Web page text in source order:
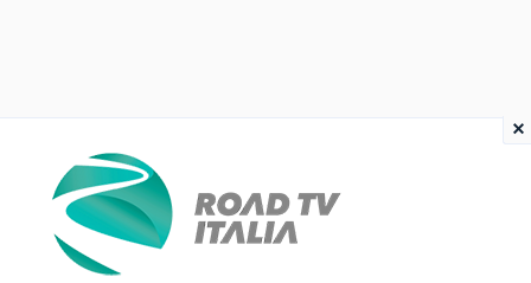
×